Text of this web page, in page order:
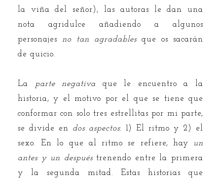
la viña del señor), las autoras le dan una
nota agridulce añadiendo a algunos
personajes no tan agradables que os sacarán
de quicio.
La parte negativa que le encuentro a la
historia, y el motivo por el que se tiene que
conformar con solo tres estrellitas por mi parte,
se divide en dos aspectos: 1) El ritmo y 2) el
sexo. En lo que al ritmo se refiere, hay un
antes y un despuéstrenendo entre la primera
y la segunda mitad. Estas historias que